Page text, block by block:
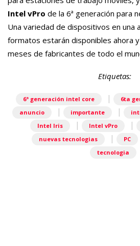
Intel vPro de la 6ª generación para
Una variedad de dispositivos en una
formatos estarán disponibles ahora
meses de fabricantes de todo el
Etiquetas:
6ª generación intel core | 6ta
anuncio | importante |
Intel Iris | Intel vPro |
nuevas tecnologias | PC
tecnologia